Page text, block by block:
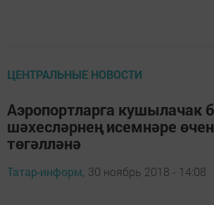
ЦЕНТРАЛЬНЫЕ НОВОСТИ
Аэропортларга кушылачак
шәхесләрнең исемнәре
төгәлләнә
Татар-информ, 30 ноябрь 2018 - 14:08